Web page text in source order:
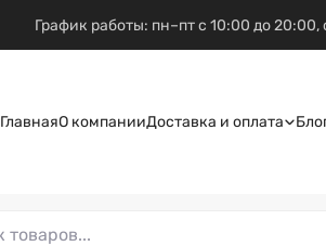
График работы: пн–пт с 10:00 до
ГлавнаяО компанииДоставка и оплата